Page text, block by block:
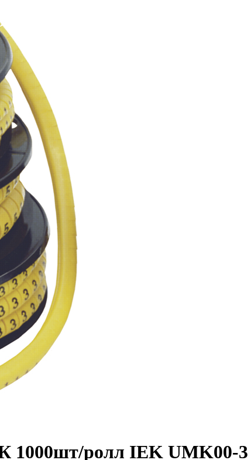
1000шт/ролл IEK UMK00-3